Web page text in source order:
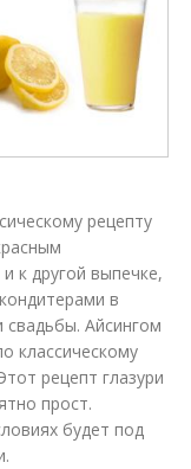
рецепту
к другой выпечке,
в
Айсингом
классическому
рецепт глазури
прост.
будет под